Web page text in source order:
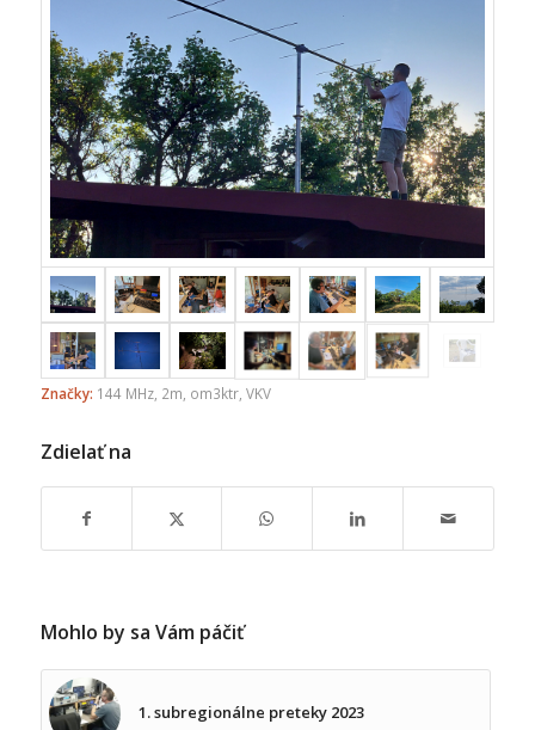
Značky: 144 MHz, 2m om3ktr, VKV
Zdielať na
Mohlo by sa Vám páčiť
1. subregionálne preteky 2023